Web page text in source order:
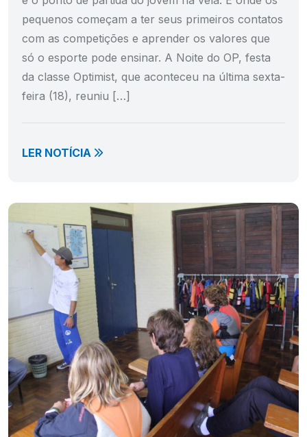
pequenos começam a ter seus primeiros contatos
com as competições e aprender os valores que
só o esporte pode ensinar. A Noite do OP, festa
da classe Optimist, que aconteceu na última sexta-
feira (18), reuniu […]
LER NOTÍCIA